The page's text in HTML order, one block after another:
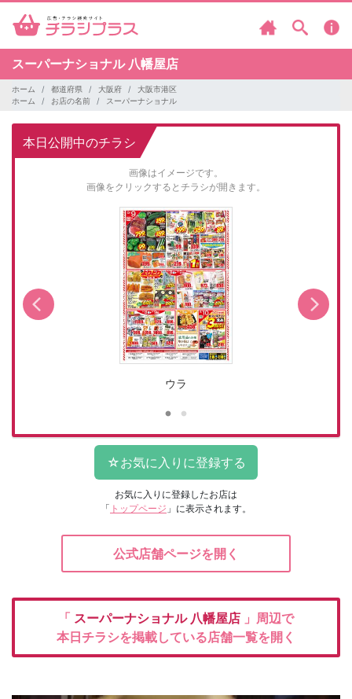
スーパーナショナル 八幡屋店
ホーム 都道府県 大阪府
大阪市港区
ホーム
お店の名前 スーパーナショナル
本日公開中のチラシ
画像はイメージです。
画像をクリックするとチラシが開きます。
ウラ
お気に入りに登録したお店は
「 トップページ 」に表示されます。
公式店舗ページを開く
「 スーパーナショナル 八幡屋店 」周辺で
本日チラシを掲載している店舗一覧を開く